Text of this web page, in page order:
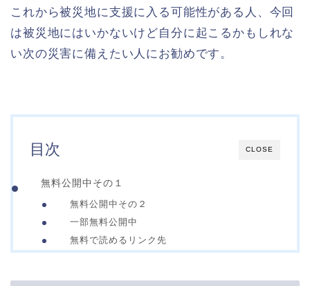
これから被災地に支援に入る可能性がある人、今回
は被災地にはいかないけど自分に起こるかもしれな
い次の災害に備えたい人にお勧めです。
CLOSE
目次
無料公開中その１
無料公開中その２
一部無料公開中
無料で読めるリンク先